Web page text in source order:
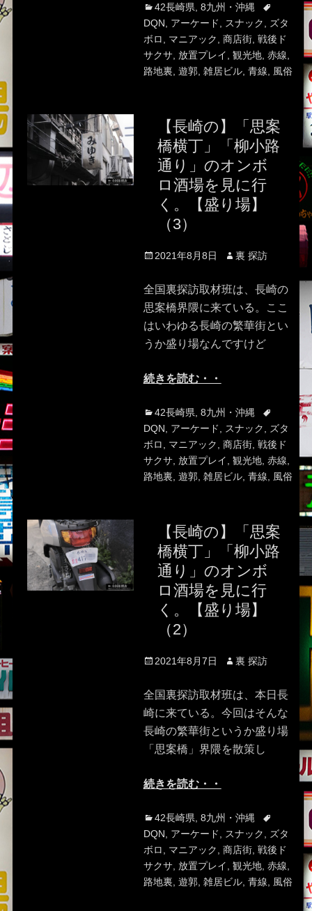
Categories
42長崎県 8九州・沖縄
Tags
DQN
アーケード スナック
ズタ
ボロ
マニアック 商店街, 戦後ド
サクサ, 放置プレイ 観光地, 赤線
路地裏 遊郭, 雑居ビル, 青線 風俗
【長崎の】「思案
橋横丁」「柳小路
通り」のオンボ
ロ酒場を見に行
く。【盛り場】
（3）
Posted
2021年8月8日 Author
裏 探訪
全国裏探訪取材班は、長崎の
思案橋界隈に来ている。ここ
はいわゆる長崎の繁華街とい
うか盛り場なんですけど
続きを読む・・
Categories
42長崎県 8九州・沖縄
Tags
DQN
アーケード スナック
ズタ
ボロ
マニアック 商店街, 戦後ド
サクサ, 放置プレイ 観光地, 赤線
路地裏 遊郭, 雑居ビル, 青線 風俗
【長崎の】「思案
橋横丁」「柳小路
通り」のオンボ
ロ酒場を見に行
く。【盛り場】
（2）
Posted
2021年8月7日 Author
裏 探訪
全国裏探訪取材班は、本日長
崎に来ている。今回はそんな
長崎の繁華街というか盛り場
「思案橋」界隈を散策し
続きを読む・・
Categories
42長崎県 8九州・沖縄
Tags
DQN
アーケード スナック
ズタ
ボロ
マニアック 商店街, 戦後ド
サクサ, 放置プレイ 観光地, 赤線
路地裏 遊郭, 雑居ビル, 青線 風俗